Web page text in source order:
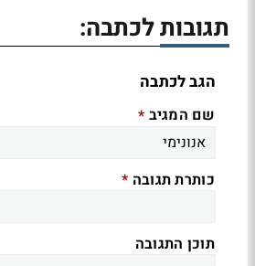
תגובות לכתבה:
הגב לכתבה
שם המגיב *
כותרת תגובה *
תוכן התגובה